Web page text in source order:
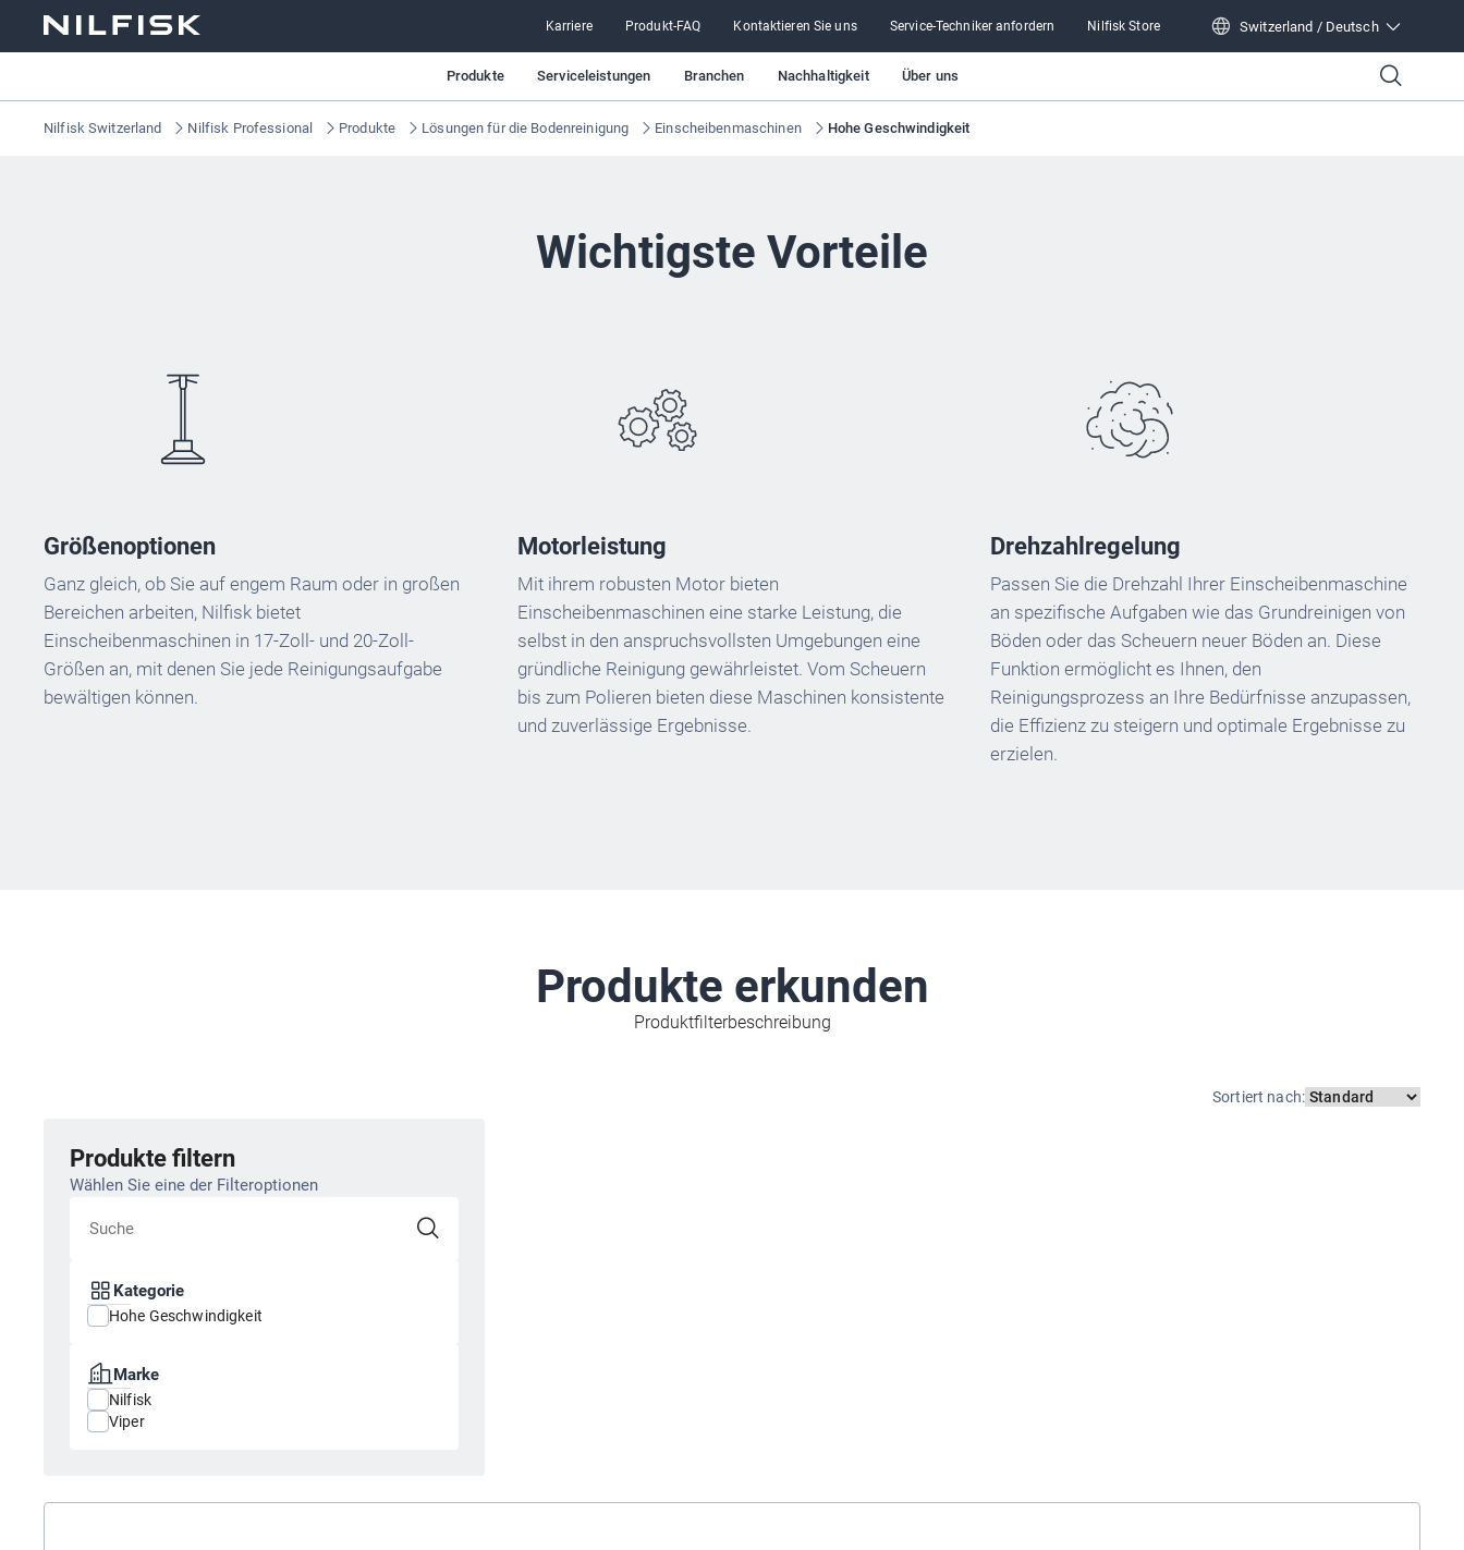
Karriere Produkt-FAQ Kontaktieren Sie uns Service-Techniker anfordern Nilfisk Store Switzerland / Deutsch
Produkte Serviceleistungen Branchen Nachhaltigkeit Über uns
Nilfisk Switzerland Nilfisk Professional Produkte Lösungen für die Bodenreinigung Einscheibenmaschinen Hohe Geschwindigkeit
Wichtigste Vorteile
Größenoptionen
Ganz gleich, ob Sie auf engem Raum oder in großen
Bereichen arbeiten, Nilfisk bietet
Einscheibenmaschinen in 17-Zoll- und 20-Zoll-
Größen an, mit denen Sie jede Reinigungsaufgabe
bewältigen können.
Motorleistung
Mit ihrem robusten Motor bieten
Einscheibenmaschinen eine starke Leistung, die
selbst in den anspruchsvollsten Umgebungen eine
gründliche Reinigung gewährleistet. Vom Scheuern
bis zum Polieren bieten diese Maschinen konsistente
und zuverlässige Ergebnisse.
Drehzahlregelung
Passen Sie die Drehzahl Ihrer Einscheibenmaschine
an spezifische Aufgaben wie das Grundreinigen von
Böden oder das Scheuern neuer Böden an. Diese
Funktion ermöglicht es Ihnen, den
Reinigungsprozess an Ihre Bedürfnisse anzupassen,
die Effizienz zu steigern und optimale Ergebnisse zu
erzielen.
Produkte erkunden
Produktfilterbeschreibung
Sortiert nach:
Produkte filtern
Wählen Sie eine der Filteroptionen
Kategorie
Hohe Geschwindigkeit
Marke
Nilfisk
Viper